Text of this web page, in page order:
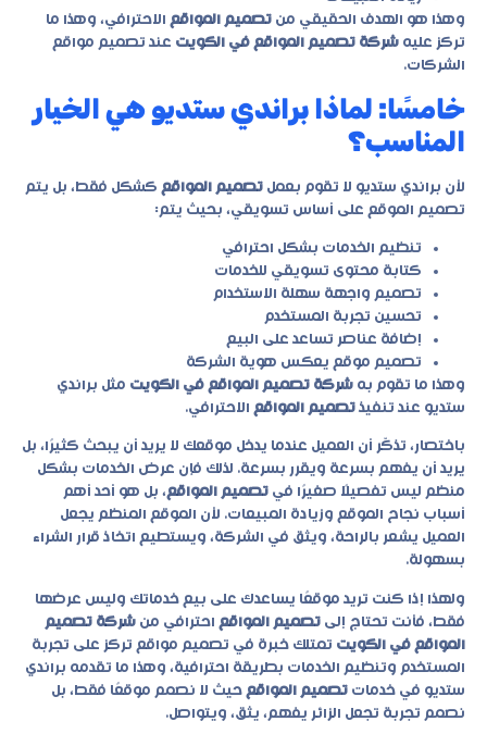
وهذا هو الهدف الحقيقي من تصميم المواقع الاحترافي، وهذا ما
تركز عليه شركة تصميم المواقع في الكويت عند تصميم مواقع
الشركات.
خامسًا: لماذا براندي ستديو هي الخيار
المناسب؟
لأن براندي ستديو لا تقوم بعمل تصميم المواقع كشكل فقط، بل يتم
تصميم الموقع على أساس تسويقي، بحيث يتم:
تنظيم الخدمات بشكل احترافي
كتابة محتوى تسويقي للخدمات
تصميم واجهة سهلة الاستخدام
تحسين تجربة المستخدم
إضافة عناصر تساعد على البيع
تصميم موقع يعكس هوية الشركة
وهذا ما تقوم به شركة تصميم المواقع في الكويت مثل براندي
ستديو عند تنفيذ تصميم المواقع الاحترافي.
باختصار، تذكّر أن العميل عندما يدخل موقعك لا يريد أن يبحث كثيرًا، بل
يريد أن يفهم بسرعة ويقرر بسرعة. لذلك فإن عرض الخدمات بشكل
منظم ليس تفصيلًا صغيرًا في تصميم المواقع، بل هو أحد أهم
أسباب نجاح الموقع وزيادة المبيعات. لأن الموقع المنظم يجعل
العميل يشعر بالراحة، ويثق في الشركة، ويستطيع اتخاذ قرار الشراء
بسهولة.
ولهذا إذا كنت تريد موقعًا يساعدك على بيع خدماتك وليس عرضها
فقط، فأنت تحتاج إلى تصميم المواقع احترافي من شركة تصميم
المواقع في الكويت تمتلك خبرة في تصميم مواقع تركز على تجربة
المستخدم وتنظيم الخدمات بطريقة احترافية، وهذا ما تقدمه براندي
ستديو في خدمات تصميم المواقع حيث لا نصمم موقعًا فقط، بل
نصمم تجربة تجعل الزائر يفهم، يثق، ويتواصل.